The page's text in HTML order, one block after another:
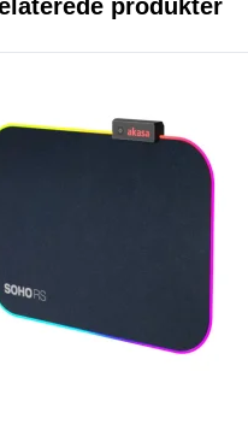
produkter